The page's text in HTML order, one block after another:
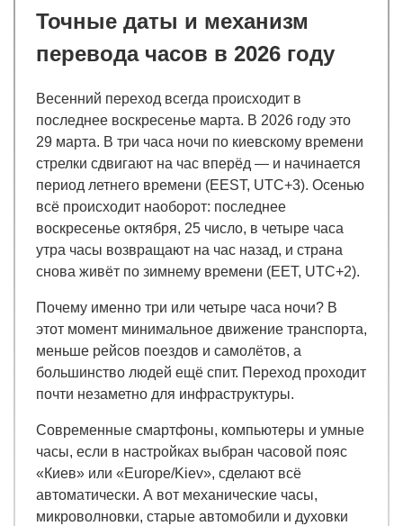
Точные даты и механизм
перевода часов в 2026 году
Весенний переход всегда происходит в
последнее воскресенье марта. В 2026 году это
29 марта. В три часа ночи по киевскому времени
стрелки сдвигают на час вперёд — и начинается
период летнего времени (EEST, UTC+3). Осенью
всё происходит наоборот: последнее
воскресенье октября, 25 число, в четыре часа
утра часы возвращают на час назад, и страна
снова живёт по зимнему времени (EET, UTC+2).
Почему именно три или четыре часа ночи? В
этот момент минимальное движение транспорта,
меньше рейсов поездов и самолётов, а
большинство людей ещё спит. Переход проходит
почти незаметно для инфраструктуры.
Современные смартфоны, компьютеры и умные
часы, если в настройках выбран часовой пояс
«Киев» или «Europe/Kiev», сделают всё
автоматически. А вот механические часы,
микроволновки, старые автомобили и духовки